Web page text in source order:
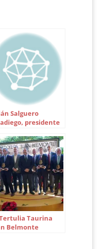
Salguero
presidente
Taurina
Belmonte